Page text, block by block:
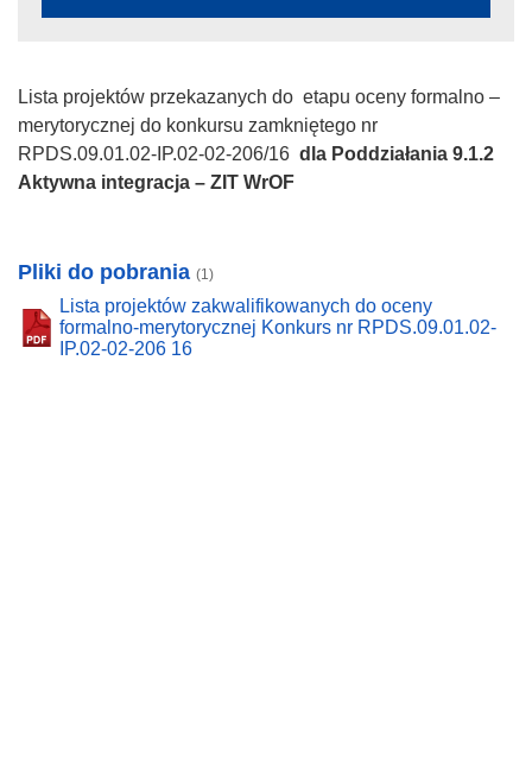
Lista projektów przekazanych do etapu oceny formalno –
merytorycznej do konkursu zamkniętego nr
RPDS.09.01.02-IP.02-02-206/16 dla Poddziałania 9.1.2
Aktywna integracja – ZIT WrOF
Pliki do pobrania (1)
Lista projektów zakwalifikowanych do oceny
formalno-merytorycznej Konkurs nr RPDS.09.01.02-
IP.02-02-206 16